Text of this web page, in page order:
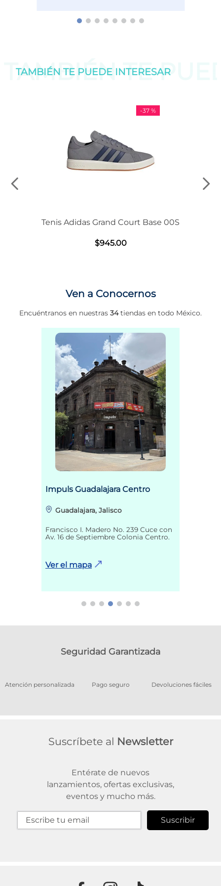
TAMBIÉN TE
TAMBIÉN TE PUEDE INTERESAR
-37 %
Tenis Adidas Grand Court Base 00S
$945.00
Ven a Conocernos
Encuéntranos en nuestras 34tiendas en todo México.
Impuls Guadalajara Centro
Guadalajara, Jalisco
Francisco I. Madero No. 239 Cuce con
Av. 16 de Septiembre Colonia Centro.
Ver el mapa
Seguridad Garantizada
Atención personalizada Pago seguro Devoluciones fáciles
Suscríbete al Newsletter
Entérate de nuevos
lanzamientos, ofertas exclusivas,
eventos y mucho más.
Suscribir